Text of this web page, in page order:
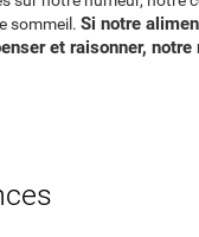
sommeil. Si notre
et raisonner,